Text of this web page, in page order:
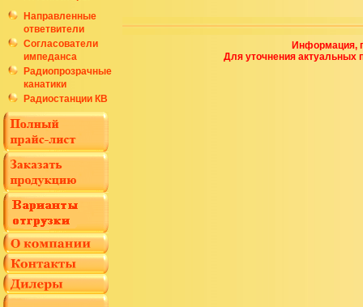
Направленные
ответвители
Согласователи
импеданса
Радиопрозрачные
канатики
Радиостанции КВ
Информация,
Для уточнения актуальных